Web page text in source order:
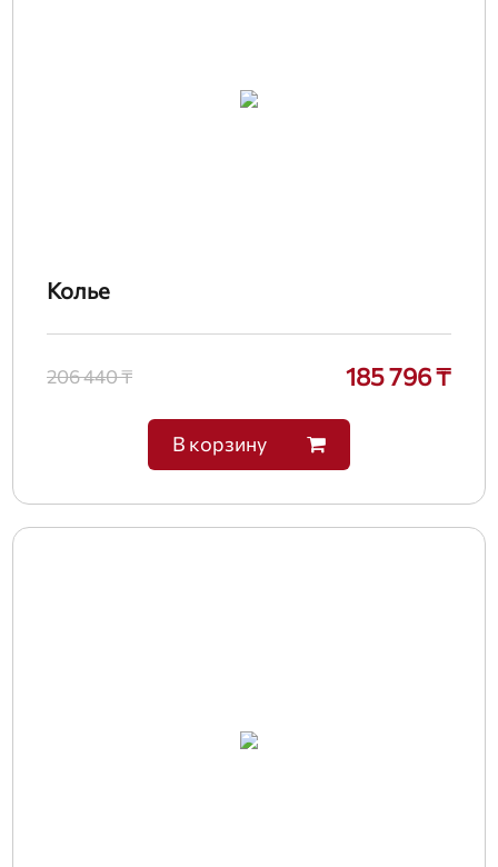
Колье
206 440 ₸ 185 796 ₸
В корзину